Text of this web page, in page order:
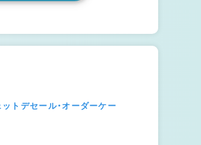
トデセール・オーダーケー